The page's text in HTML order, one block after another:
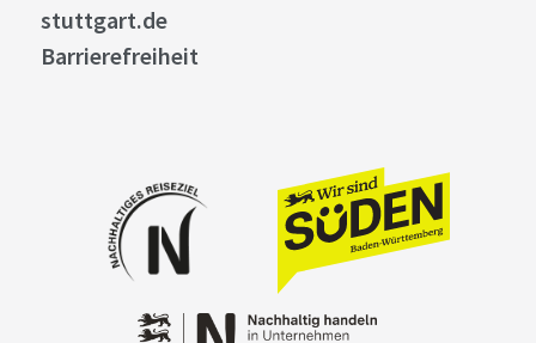
stuttgart.de
Barrierefreiheit